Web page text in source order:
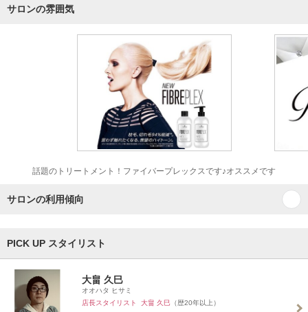
サロンの雰囲気
話題のトリートメント！ファイバープレックスです♪オススメです
サロンの利用傾向
PICK UP スタイリスト
大畠 久巳
オオハタ ヒサミ
店長スタイリスト 大畠 久巳 （歴20年以上）